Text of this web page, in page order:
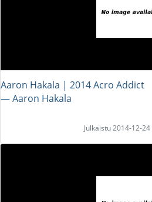
Aaron Hakala | 2014 Acro Addict
― Aaron Hakala
Julkaistu 2014-12-